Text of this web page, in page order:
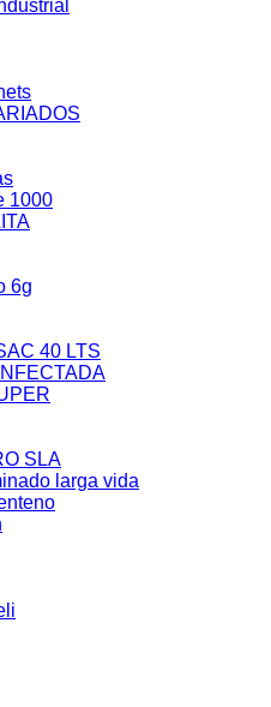
1000
6g
40 LTS
SLA
larga vida